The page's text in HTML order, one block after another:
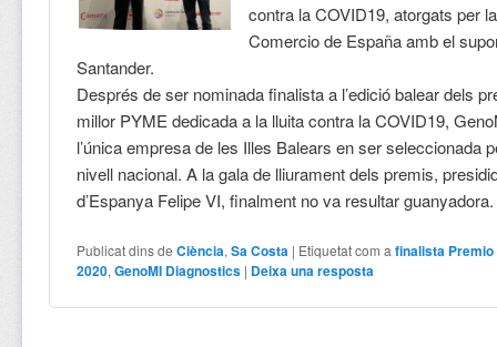
contra la COVID19, atorgats per
Comercio de España amb el
Santander.
Després de ser nominada finalista a l’edició balear dels
millor PYME dedicada a la lluita contra la COVID19,
l’única empresa de les Illes Balears en ser seleccionada
nivell nacional. A la gala de lliurament dels premis,
d’Espanya Felipe VI, finalment no va resultar
Publicat dins de Ciència,Sa Costa | Etiquetat com a finalista Premio
2020,GenoMI Diagnostics | Deixa una resposta